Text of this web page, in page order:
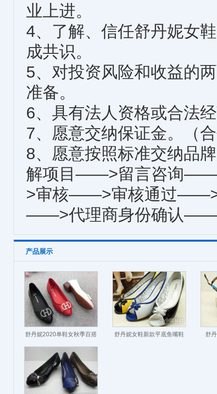
业上进。
4、了解、信任舒丹妮女
成共识。
5、对投资风险和收益的
准备。
6、具有法人资格或合
7、愿意交纳保证金。
8、愿意按照标准交纳品
解项目——>留言咨询
>审核——>审核通过
——>代理商身份确认
产品展示
舒丹妮2020单鞋女秋季百搭 舒丹妮女鞋新款平底鱼嘴鞋 舒